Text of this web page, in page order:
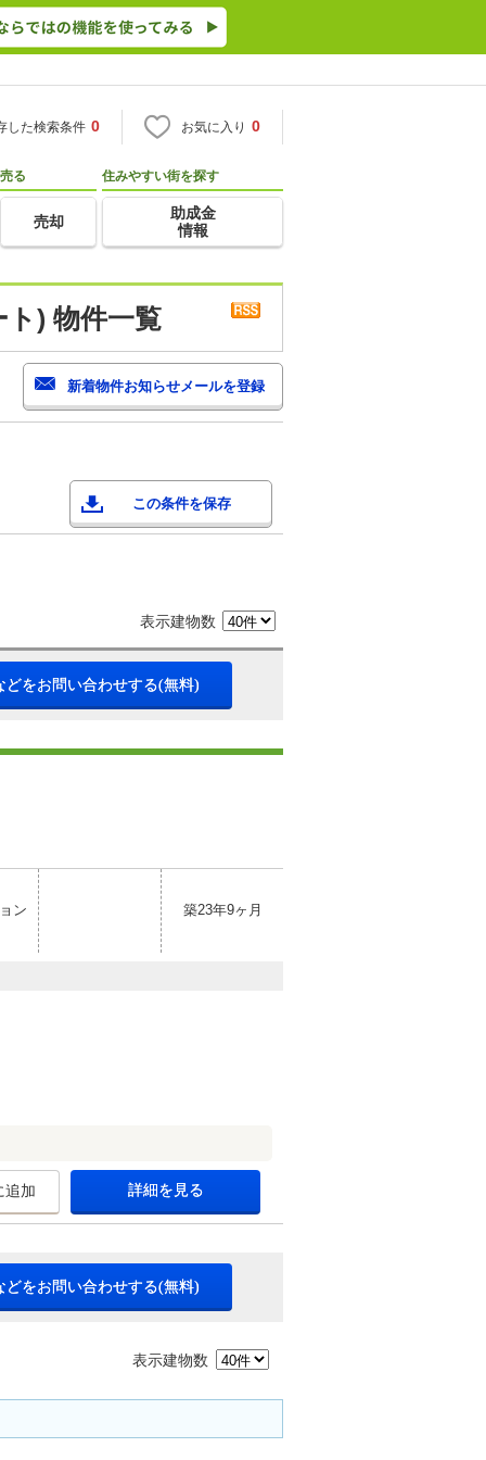
した検索条件 0 お気に入り 0
売る
売却
住みやすい街を探す
助成金
情報
ト) 物件一覧
この条件を保存
表示建物数
どをお問い合わせする(無料)
ン 築23年9ヶ月
追加 詳細を見る
どをお問い合わせする(無料)
表示建物数